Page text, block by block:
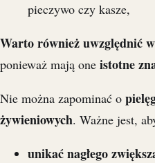
pieczywo czy kasze,
Warto również uwzględnić w
ponieważ mają one istotne
Nie można zapominać o
żywieniowych. Ważne jest,
unikać nagłego